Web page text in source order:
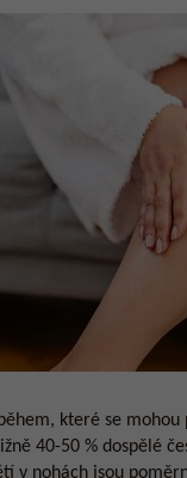
které se
40-50 % dospělé
v nohách jsou